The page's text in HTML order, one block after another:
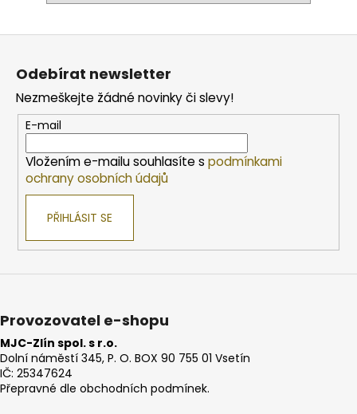
Z
Odebírat newsletter
Nezmeškejte žádné novinky či slevy!
E-mail
Vložením e-mailu souhlasíte s podmínkami
ochrany osobních údajů
PŘIHLÁSIT SE
Provozovatel e-shopu
MJC-Zlín spol. s r.o.
Dolní náměstí 345, P. O. BOX 90 755 01 Vsetín
IČ: 25347624
Přepravné dle obchodních podmínek.